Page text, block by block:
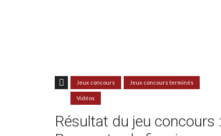
Jeux concours Jeux concours terminés
Vidéos
Résultat du jeu concours :